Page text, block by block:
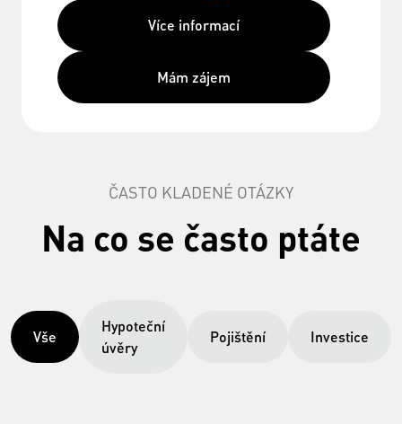
Více informací
Mám zájem
ČASTO KLADENÉ OTÁZKY
Na co se často ptáte
Vše
Hypoteční
úvěry
Pojištění Investice